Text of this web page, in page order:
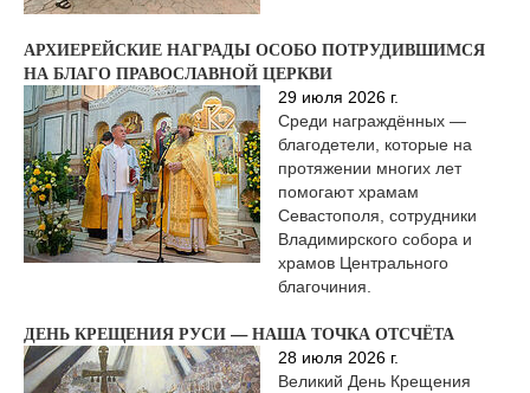
АРХИЕРЕЙСКИЕ НАГРАДЫ ОСОБО ПОТРУДИВШИМСЯ
НА БЛАГО ПРАВОСЛАВНОЙ ЦЕРКВИ
29 июля 2026 г.
Среди награждённых —
благодетели, которые на
протяжении многих лет
помогают храмам
Севастополя, сотрудники
Владимирского собора и
храмов Центрального
благочиния.
ДЕНЬ КРЕЩЕНИЯ РУСИ — НАША ТОЧКА ОТСЧЁТА
28 июля 2026 г.
Великий День Крещения